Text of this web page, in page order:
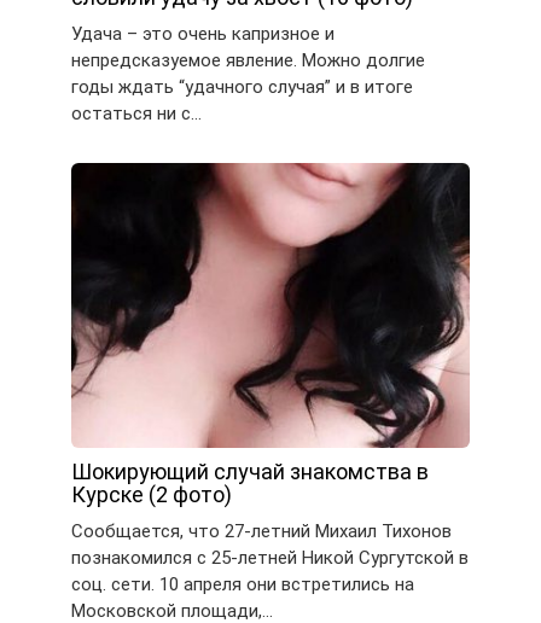
Удача – это очень капризное и
непредсказуемое явление. Можно долгие
годы ждать “удачного случая” и в итоге
остаться ни с…
Шокирующий случай знакомства в
Курске (2 фото)
Сообщается, что 27-летний Михаил Тихонов
познакомился с 25-летней Никой Сургутской в
соц. сети. 10 апреля они встретились на
Московской площади,…